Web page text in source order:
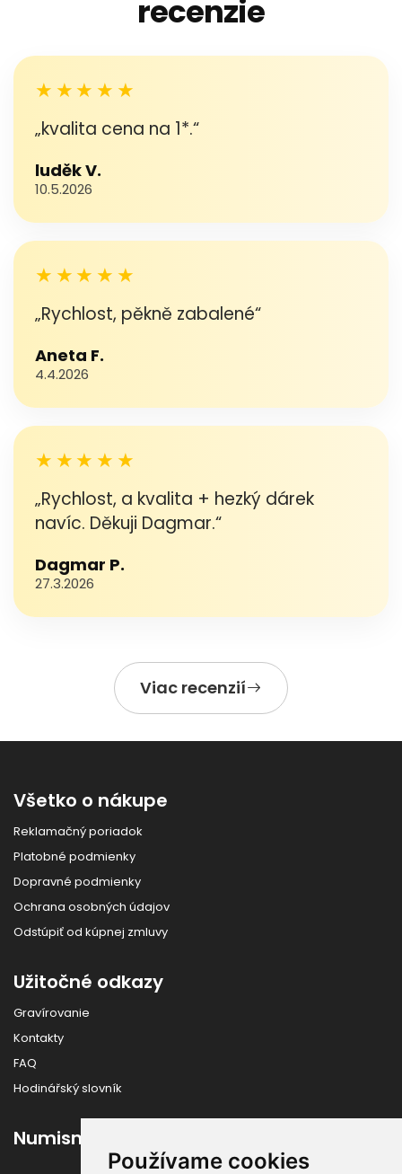
Používame cookies
recenzie
★★★★★
„kvalita cena na 1*.“
luděk V.
10.5.2026
★★★★★
„Rychlost, pěkně zabalené“
Aneta F.
4.4.2026
★★★★★
„Rychlost, a kvalita + hezký dárek
navíc. Děkuji Dagmar.“
Dagmar P.
27.3.2026
Viac recenzií
Všetko o nákupe
Reklamačný poriadok
Platobné podmienky
Dopravné podmienky
Ochrana osobných údajov
Odstúpiť od kúpnej zmluvy
Užitočné odkazy
Gravírovanie
Kontakty
FAQ
Hodinářský slovník
Numismatika